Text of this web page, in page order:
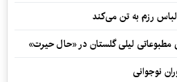
لباس رزم به تن می‌کند
لیلی گلستان در «حال حیرت»
نوجوانی